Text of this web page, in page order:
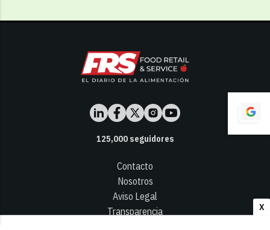
X
125,000seguidores
Contacto
Nosotros
Aviso Legal
Transparencia